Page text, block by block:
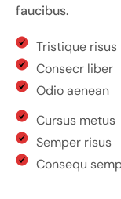
faucibus.
Tristique risus
Consecr liber
Odio aenean
Cursus metus
Semper risus
Consequ